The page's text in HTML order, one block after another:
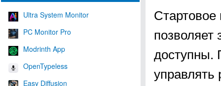
Ultra System Monitor
PC Monitor Pro
Modrinth App
OpenTypeless
Easy Diffusion
доступны.